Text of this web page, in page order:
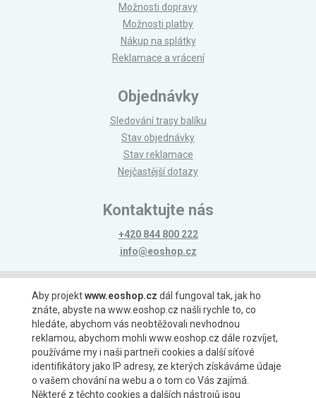
Možnosti dopravy
Možnosti platby
Nákup na splátky
Reklamace a vrácení
Objednávky
Sledování trasy balíku
Stav objednávky
Stav reklamace
Nejčastější dotazy
Kontaktujte nás
+420 844 800 222
info@eoshop.cz
Možnosti platby
Možnosti dopravy
Aby projektwww.eoshop.cz dál fungoval tak, jak ho
znáte, abyste na www.eoshop.cz našli rychle to, co
hledáte, abychom vás neobtěžovali nevhodnou
reklamou, abychom mohli www.eoshop.cz dále rozvíjet,
používáme my i naši partneři cookies a další síťové
identifikátory jako IP adresy, ze kterých získáváme údaje
o vašem chování na webu a o tom co Vás zajímá.
Některé z těchto cookies a dalších nástrojů jsou